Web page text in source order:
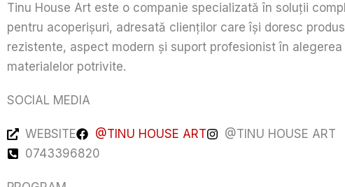
Tinu House Art este o companie specializată în soluții
pentru acoperișuri, adresată clienților care își doresc
rezistente, aspect modern și suport profesionist în alegerea
materialelor potrivite.
SOCIAL MEDIA
WEBSITE @TINU HOUSE ART
@TINU HOUSE ART
0743396820